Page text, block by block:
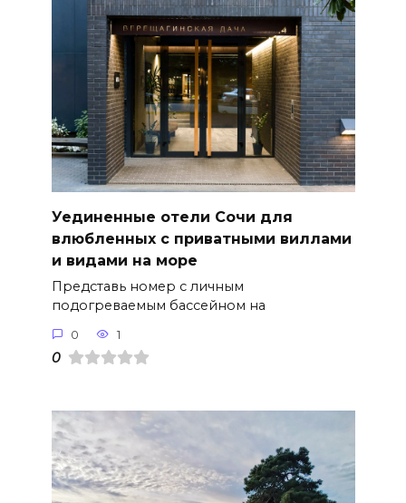
Уединенные отели Сочи для
влюбленных с приватными виллами
и видами на море
Представь номер с личным
подогреваемым бассейном на
0 1
0